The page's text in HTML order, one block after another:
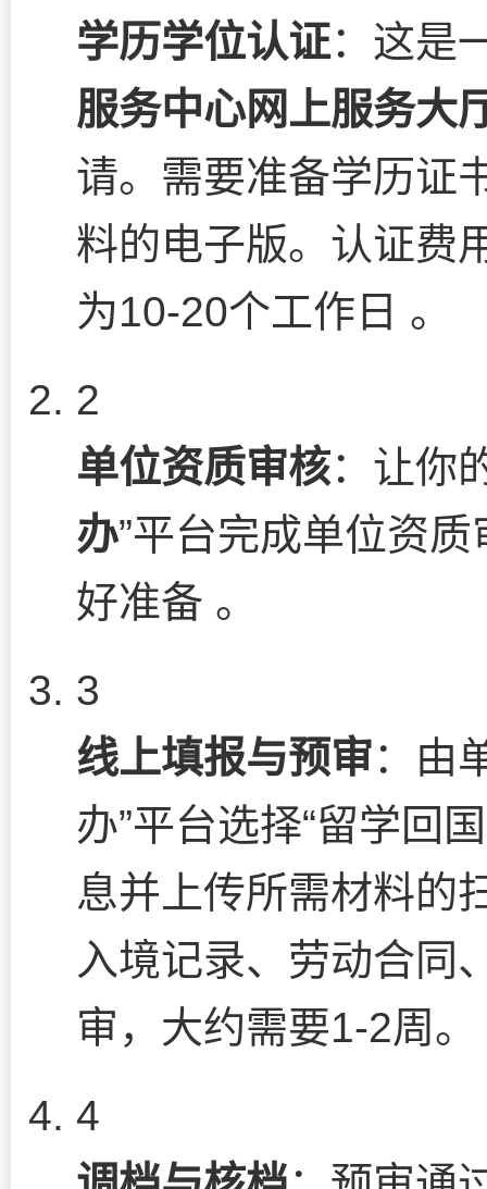
学历学位认证：这是
服务中心网上服务大
请。需要准备学历证
料的电子版。认证费
为10-20个工作日 。
2
单位资质审核：让你
办”平台完成单位资
好准备 。
3
线上填报与预审：由
办”平台选择“留学回
息并上传所需材料的
入境记录、劳动合同
审，大约需要1-2周。
4